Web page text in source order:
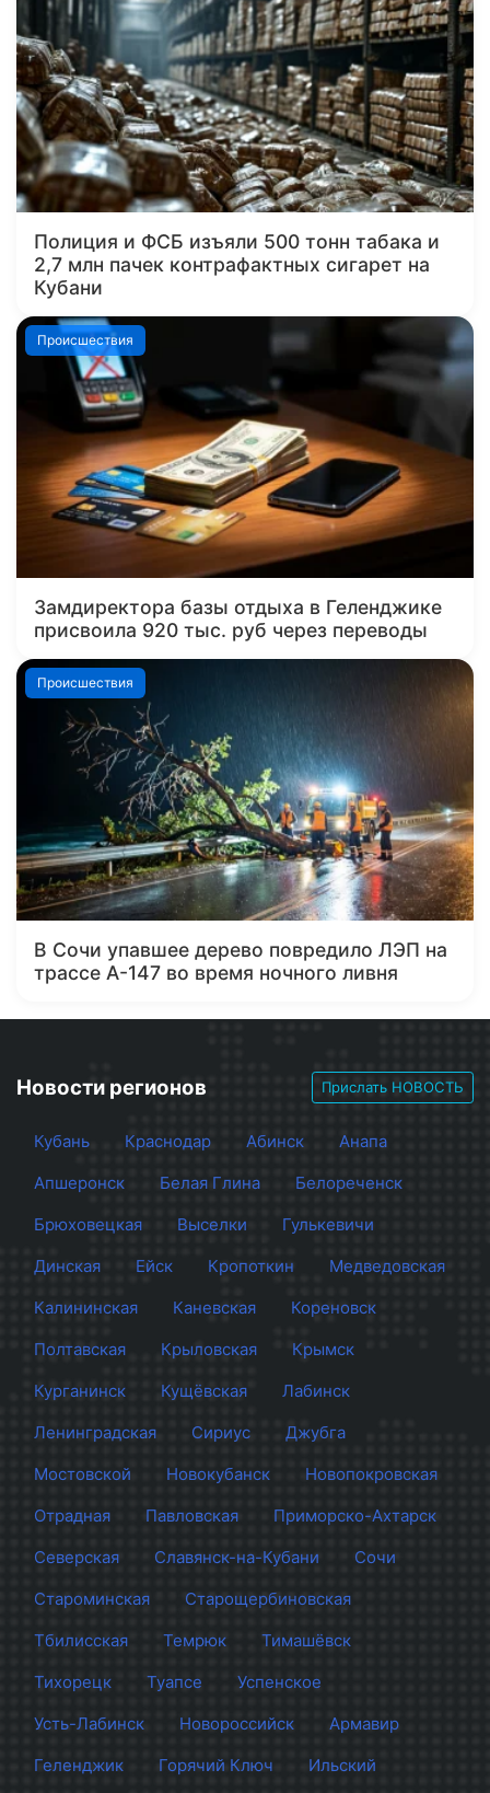
Полиция и ФСБ изъяли 500 тонн табака и
2,7 млн пачек контрафактных сигарет на
Кубани
Происшествия
Замдиректора базы отдыха в Геленджике
присвоила 920 тыс. руб через переводы
Происшествия
В Сочи упавшее дерево повредило ЛЭП на
трассе А-147 во время ночного ливня
Новости регионов Прислать НОВОСТЬ
Кубань Краснодар Абинск
Анапа
Апшеронск
Белая Глина
Белореченск
Брюховецкая
Выселки
Гулькевичи
Динская
Ейск Кропоткин
Медведовская
Калининская
Каневская
Кореновск
Полтавская
Крыловская
Крымск
Курганинск
Кущёвская
Лабинск
Ленинградская
Сириус
Джубга
Мостовской
Новокубанск
Новопокровская
Отрадная
Павловская
Приморско-Ахтарск
Северская
Славянск-на-Кубани
Сочи
Староминская
Старощербиновская
Тбилисская
Темрюк
Тимашёвск
Тихорецк
Туапсе
Успенское
Усть-Лабинск
Новороссийск
Армавир
Геленджик
Горячий Ключ Ильский